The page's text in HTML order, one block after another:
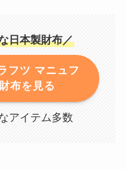
日本製財布／
フツ マニュフ
布を見る
アイテム多数